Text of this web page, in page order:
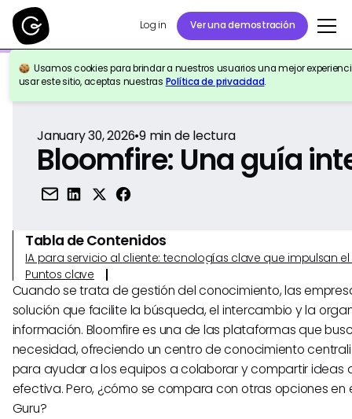
Log in Ver una demostración
Usamos cookies para brindar a nuestros usuarios una mejor
usar este sitio, aceptas nuestras Política de privacidad.
Volver a la Referencia
January 30, 2026•9min de lectura
Bloomfire: Una guía
Tabla de Contenidos
IA para servicio al cliente: tecnologías clave que impulsan
Puntos clave
Cuando se trata de gestión del conocimiento, las
solución que facilite la búsqueda, el intercambio y la
información. Bloomfire es una de las plataformas que
necesidad, ofreciendo un centro de conocimiento
para ayudar a los equipos a colaborar y compartir ideas
efectiva. Pero, ¿cómo se compara con otras opciones
Guru?